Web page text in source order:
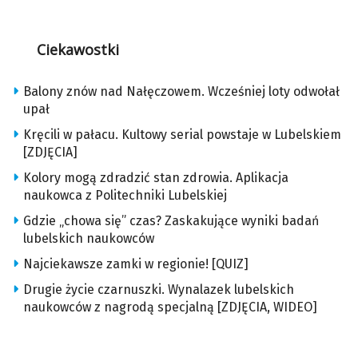
Ciekawostki
Balony znów nad Nałęczowem. Wcześniej loty odwołał
upał
Kręcili w pałacu. Kultowy serial powstaje w Lubelskiem
[ZDJĘCIA]
Kolory mogą zdradzić stan zdrowia. Aplikacja
naukowca z Politechniki Lubelskiej
Gdzie „chowa się” czas? Zaskakujące wyniki badań
lubelskich naukowców
Najciekawsze zamki w regionie! [QUIZ]
Drugie życie czarnuszki. Wynalazek lubelskich
naukowców z nagrodą specjalną [ZDJĘCIA, WIDEO]